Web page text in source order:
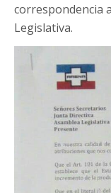
correspondencia
Legislativa.